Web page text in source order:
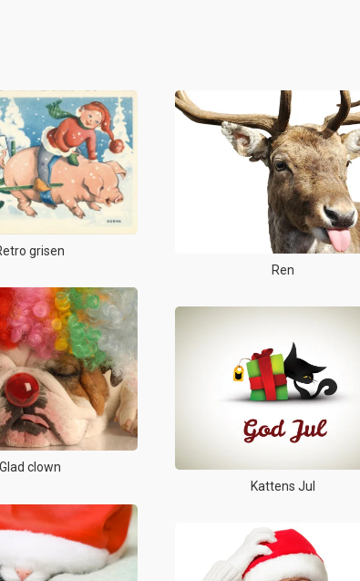
grisen
Glad clown
Ren
Kattens Jul